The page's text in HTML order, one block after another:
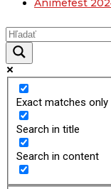
Animefest
Exact matches only
Search in title
Search in content